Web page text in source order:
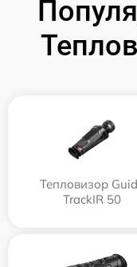
Тепловизор
TrackIR 50